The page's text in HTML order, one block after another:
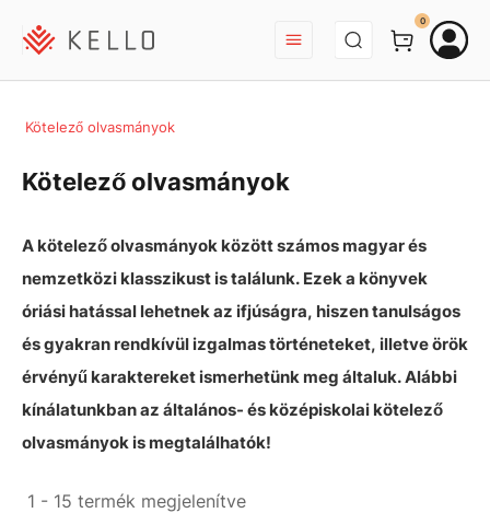
BEJELENTKEZÉS
0
Kötelező olvasmányok
Kötelező olvasmányok
A kötelező olvasmányok között számos magyar és
nemzetközi klasszikust is találunk. Ezek a könyvek
óriási hatással lehetnek az ifjúságra, hiszen tanulságos
és gyakran rendkívül izgalmas történeteket, illetve örök
érvényű karaktereket ismerhetünk meg általuk. Alábbi
kínálatunkban az általános- és középiskolai kötelező
olvasmányok is megtalálhatók!
1 - 15 termék megjelenítve